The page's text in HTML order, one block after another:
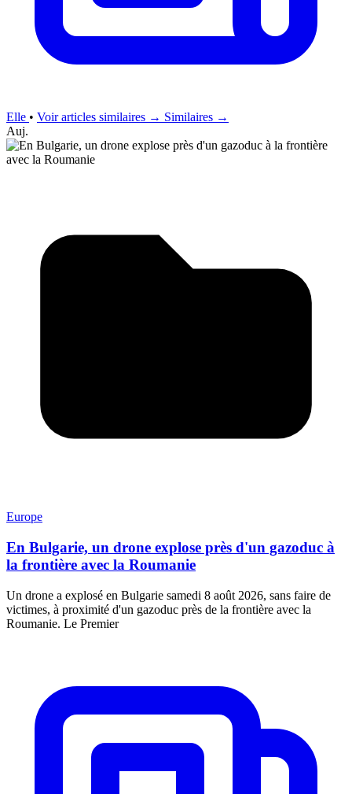
Elle • Voir articles similaires → Similaires →
Auj.
Europe
En Bulgarie, un drone explose près d'un gazoduc à
la frontière avec la Roumanie
Un drone a explosé en Bulgarie samedi 8 août 2026, sans faire de
victimes, à proximité d'un gazoduc près de la frontière avec la
Roumanie. Le Premier